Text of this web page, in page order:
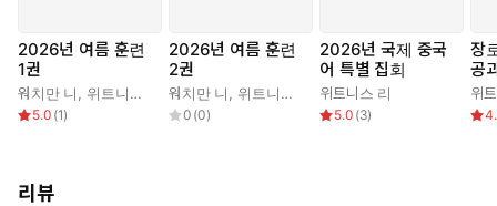
2026년 여름 훈련
1권
워치만 니 위트니스 리
5.0 (1)
2026년 여름 훈련
2권
워치만 니 위트니스 리
0 (0)
2026년 국제 중국
어 특별 집회
위트니스 리
5.0 (3)
장
공
위
리뷰